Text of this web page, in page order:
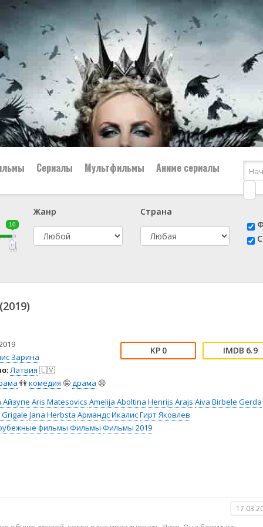
👨‍✈️ Военный
🕵️‍♂️ Детектив
тв
😱 Ужасы
🤠 Фильм-нуар
🧝‍♂️ Фэнтези
Сериалы Мультфильмы Аниме сериалы
10
10
Жанр
Страна
Зарина
Латвия 🇱🇻
👫комедия 🤪драма 😫
0 6.9
Айзупе Aris Matesovics Amelija Aboltina Henrijs Arajs Aiva Birbele Gerda
Jana Herbsta Армандс ИкалисГирт Яковлев
фильмы Фильмы Фильмы 2019